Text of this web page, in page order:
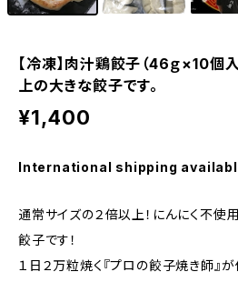
【冷凍】肉汁鶏餃子（46ｇ×10個
上の大きな餃子です。
¥1,400
International shipping
通常サイズの２倍以上！にんにく不使
餃子です！
１日２万粒焼く『プロの餃子焼き師』